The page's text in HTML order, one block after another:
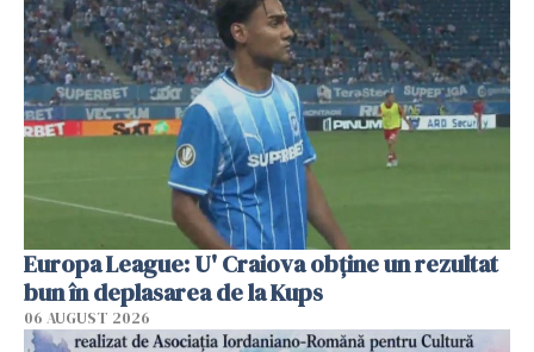
Europa League: U' Craiova obține un rezultat
bun în deplasarea de la Kups
06 AUGUST 2026